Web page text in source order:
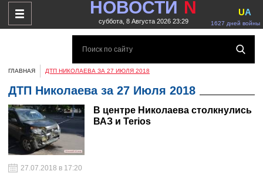
НОВОСТИ N
суббота, 8 Августа 2026 23:29 1627 дней войны
UA
ГЛАВНАЯ ДТП НИКОЛАЕВА ЗА 27 ИЮЛЯ 2018
ДТП Николаева за 27 Июля 2018
В центре Николаева столкнулись
ВАЗ и Terios
27.07.2018 в 17:20